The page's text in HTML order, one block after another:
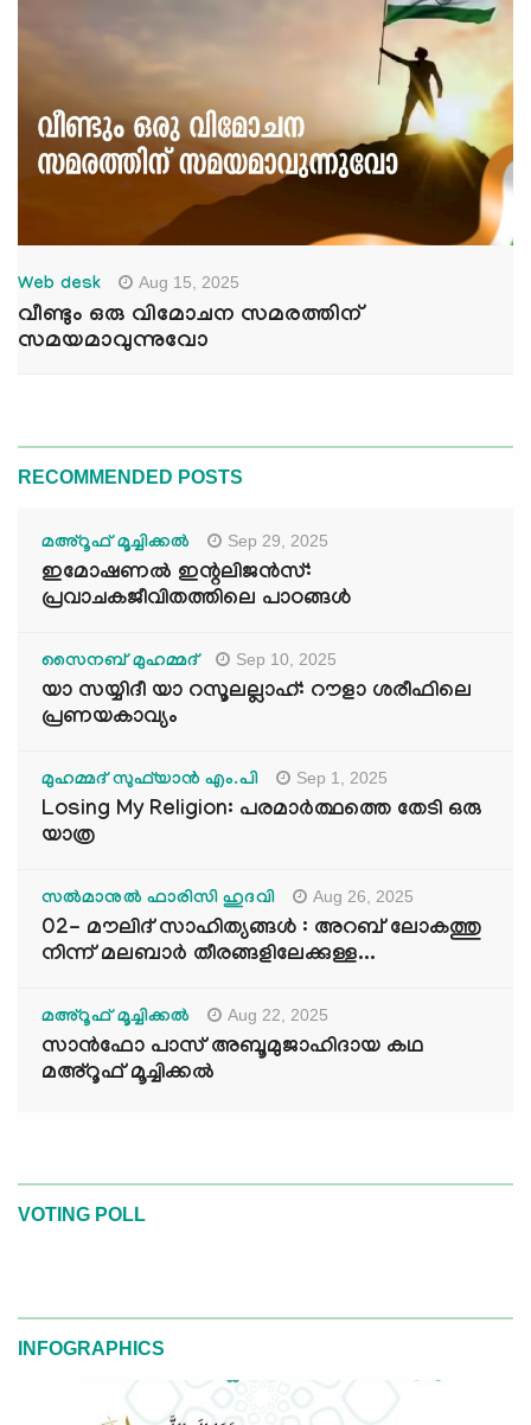
Web desk Aug 15, 2025
വീണ്ടും ഒരു വിമോചന സമരത്തിന്
സമയമാവുന്നുവോ
RECOMMENDED POSTS
മഅ്റൂഫ് മൂച്ചിക്കല്‍ Sep 29, 2025
ഇമോഷണൽ ഇന്റലിജൻസ്:
പ്രവാചകജീവിതത്തിലെ പാഠങ്ങൾ
സൈനബ് മുഹമ്മദ് Sep 10, 2025
യാ സയ്യിദീ യാ റസൂലല്ലാഹ്: റൗളാ ശരീഫിലെ
പ്രണയകാവ്യം
മുഹമ്മദ് സുഫ്‌യാൻ എം.പി Sep 1, 2025
Losing My Religion: പരമാർത്ഥത്തെ തേടി ഒരു
യാത്ര
സൽമാനുൽ ഫാരിസി ഹുദവി Aug 26, 2025
02- മൗലിദ് സാഹിത്യങ്ങൾ : അറബ് ലോകത്തു
നിന്ന് മലബാർ തീരങ്ങളിലേക്കുള്ള...
മഅ്റൂഫ് മൂച്ചിക്കല്‍ Aug 22, 2025
സാൻഫോ പാസ് അബൂമുജാഹിദായ കഥ
മഅ്റൂഫ് മൂച്ചിക്കല്‍
VOTING POLL
INFOGRAPHICS